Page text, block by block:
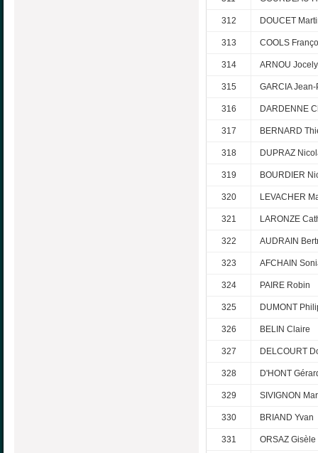
312 DOUCET
313 COOLS
314 ARNOU
315 GARCIA
316 DARDENNE
317 BERNARD
318 DUPRAZ
319 BOURDIER
320 LEVACHER
321 LARONZE
322 AUDRAIN
323 AFCHAIN
324 PAIRE Robin
325 DUMONT
326 BELIN Claire
327 DELCOURT
328 D'HONT
329 SIVIGNON
330 BRIAND Yvan
331 ORSAZ Gisèle